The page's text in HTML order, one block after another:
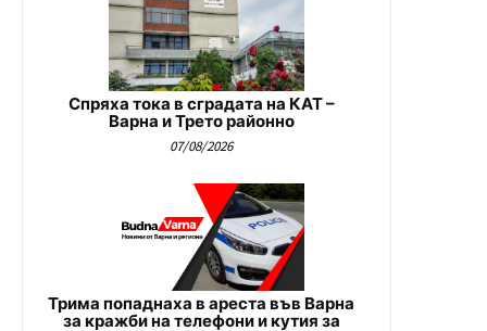
Спряха тока в сградата на КАТ –
Варна и Трето районно
07/08/2026
Трима попаднаха в ареста във Варна
за кражби на телефони и кутия за